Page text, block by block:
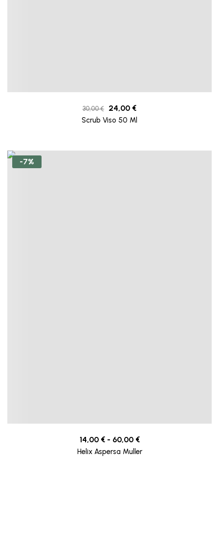
30,00€ 24,00 €
Scrub Viso 50 Ml
-7%
14,00 € - 60,00 €
Helix Aspersa Muller